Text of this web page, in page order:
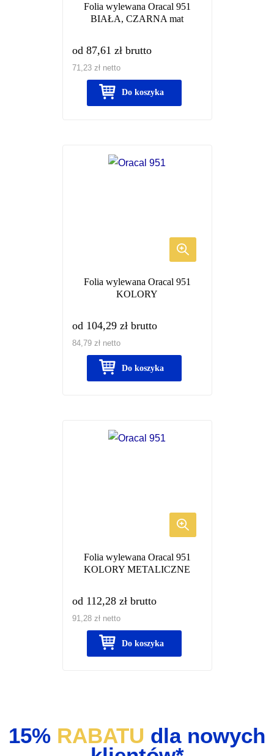
Folia wylewana Oracal 951
BIAŁA, CZARNA mat
od 87,61 złbrutto
71,23 złnetto
Do koszyka
na
Folia wylewana Oracal 951
KOLORY
od 104,29 złbrutto
84,79 złnetto
Do koszyka
Opcje
można
na
Folia wylewana Oracal 951
KOLORY METALICZNE
od 112,28 złbrutto
91,28 złnetto
Do koszyka
Opcje
można
na
15% RABATU dla nowych